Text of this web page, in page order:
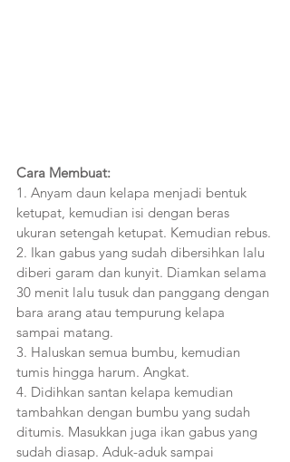
Cara Membuat:
1. Anyam daun kelapa menjadi bentuk
ketupat, kemudian isi dengan beras
ukuran setengah ketupat. Kemudian rebus.
2. Ikan gabus yang sudah dibersihkan lalu
diberi garam dan kunyit. Diamkan selama
30 menit lalu tusuk dan panggang dengan
bara arang atau tempurung kelapa
sampai matang.
3. Haluskan semua bumbu, kemudian
tumis hingga harum. Angkat.
4. Didihkan santan kelapa kemudian
tambahkan dengan bumbu yang sudah
ditumis. Masukkan juga ikan gabus yang
sudah diasap. Aduk-aduk sampai